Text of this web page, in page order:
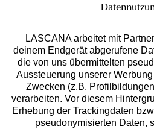
Services
Beratung
LASCANA arbeitet mit
deinem Endgerät abgerufene
die von uns übermittelten
Aussteuerung unserer
Zwecken (z.B.
verarbeiten. Vor diesem
Erhebung der Trackingdaten
pseudonymisierten Daten,